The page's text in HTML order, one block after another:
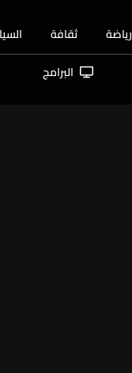
رياضة ثقافة
البرامج